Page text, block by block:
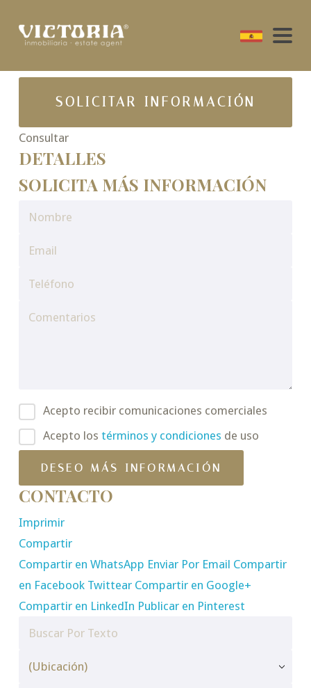
SOLICITAR INFORMACIÓN
Consultar
DETALLES
SOLICITA MÁS INFORMACIÓN
Acepto recibir comunicaciones comerciales
Acepto los términos y condiciones de uso
CONTACTO
Imprimir
Compartir
Compartir en WhatsApp Enviar Por Email Compartir
en Facebook Twittear Compartir en Google+
Compartir en LinkedIn Publicar en Pinterest